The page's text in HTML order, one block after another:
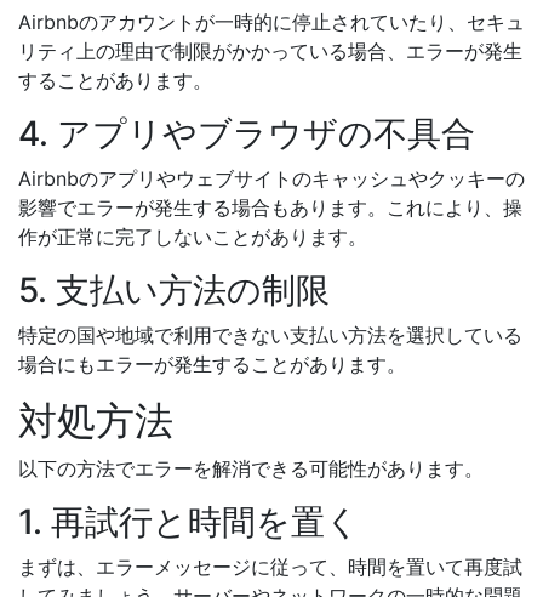
Airbnbのアカウントが一時的に停止されていたり、セキュ
リティ上の理由で制限がかかっている場合、エラーが発生
することがあります。
4. アプリやブラウザの不具合
Airbnbのアプリやウェブサイトのキャッシュやクッキーの
影響でエラーが発生する場合もあります。これにより、操
作が正常に完了しないことがあります。
5. 支払い方法の制限
特定の国や地域で利用できない支払い方法を選択している
場合にもエラーが発生することがあります。
対処方法
以下の方法でエラーを解消できる可能性があります。
1. 再試行と時間を置く
まずは、エラーメッセージに従って、時間を置いて再度試